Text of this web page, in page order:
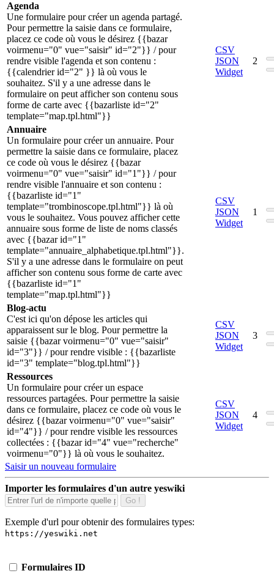
Agenda
Une formulaire pour créer un agenda partagé.
Pour permettre la saisie dans ce formulaire,
placez ce code où vous le désirez {{bazar
voirmenu="0" vue="saisir" id="2"}} / pour
rendre visible l'agenda et son contenu :
{{calendrier id="2" }} là où vous le
souhaitez. S'il y a une adresse dans le
formulaire on peut afficher son contenu sous
forme de carte avec {{bazarliste id="2"
template="map.tpl.html"}}
CSV
JSON
Widget
2
Annuaire
Un formulaire pour créer un annuaire. Pour
permettre la saisie dans ce formulaire, placez
ce code où vous le désirez {{bazar
voirmenu="0" vue="saisir" id="1"}} / pour
rendre visible l'annuaire et son contenu :
{{bazarliste id="1"
template="trombinoscope.tpl.html"}} là où
vous le souhaitez. Vous pouvez afficher cette
annuaire sous forme de liste de noms classés
avec {{bazar id="1"
template="annuaire_alphabetique.tpl.html"}}.
S'il y a une adresse dans le formulaire on peut
afficher son contenu sous forme de carte avec
{{bazarliste id="1"
template="map.tpl.html"}}
CSV
JSON
Widget
1
Blog-actu
C'est ici qu'on dépose les articles qui
apparaissent sur le blog. Pour permettre la
saisie {{bazar voirmenu="0" vue="saisir"
id="3"}} / pour rendre visible : {{bazarliste
id="3" template="blog.tpl.html"}}
CSV
JSON
Widget
3
Ressources
Un formulaire pour créer un espace
ressources partagées. Pour permettre la saisie
dans ce formulaire, placez ce code où vous le
désirez {{bazar voirmenu="0" vue="saisir"
id="4"}} / pour rendre visible les ressources
collectées : {{bazar id="4" vue="recherche"
voirmenu="0"}} là où vous le souhaitez.
CSV
JSON
Widget
4
Saisir un nouveau formulaire
Importer les formulaires d'un autre yeswiki
Go !
Exemple d'url pour obtenir des formulaires types:
https://yeswiki.net
Formulaires ID